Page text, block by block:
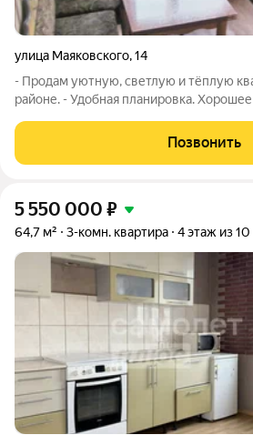
улица Маяковского,14
- Продам уютную, светлую и тёплую
районе. - Удобная планировка.
Совмещенный С/У - кафель. -
ПОДЪЕЗДА, СИСТЕМЫ
Позвонить
5 550 000 ₽
64,7 м² 3-комн. квартира 4 этаж из 10